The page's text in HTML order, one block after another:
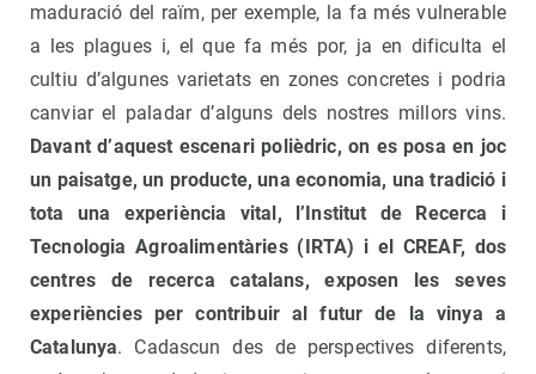
maduració del raïm, per exemple, la fa més vulnerable
a les plagues i, el que fa més por, ja en dificulta el
cultiu d’algunes varietats en zones concretes i podria
canviar el paladar d’alguns dels nostres millors vins.
Davant d’aquest escenari polièdric, on es posa en joc
un paisatge, un producte, una economia, una tradició i
tota una experiència vital, l’Institut de Recerca i
Tecnologia Agroalimentàries (IRTA) i el CREAF, dos
centres de recerca catalans, exposen les seves
experiències per contribuir al futur de la vinya a
Catalunya. Cadascun des de perspectives diferents,